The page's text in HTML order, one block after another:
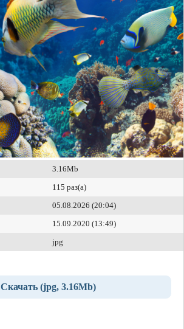
3.16Mb
115 раз(а)
05.08.2026 (20:04)
15.09.2020 (13:49)
jpg
Скачать (jpg, 3.16Mb)